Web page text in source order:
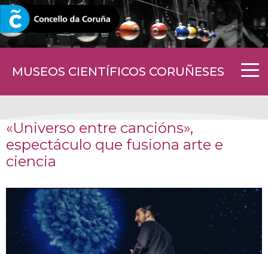
MUSEOS CIENTÍFICOS CORUÑESES
CORUNA.GAL
«Universo entre cancións»,
espectáculo que fusiona arte e
ciencia